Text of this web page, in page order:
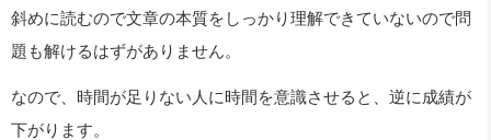
斜めに読むので文章の本質をしっかり理解できていないので問
題も解けるはずがありません。
なので、時間が足りない人に時間を意識させると、逆に成績が
下がります。